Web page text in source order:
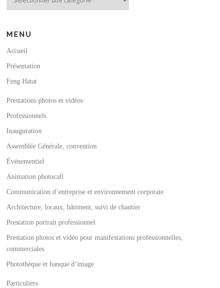
MENU
Accueil
Présentation
Feng Hatat
Prestations photos et vidéos
Professionnels
Inauguration
Assemblée Générale, convention
Événementiel
Animation photocall
Communication d’entreprise et environnement corporate
Architecture, locaux, bâtiment, suivi de chantier
Prestation portrait professionnel
Prestation photos et vidéo pour manifestations professionnelles,
commerciales
Photothèque et banque d’image
Particuliers